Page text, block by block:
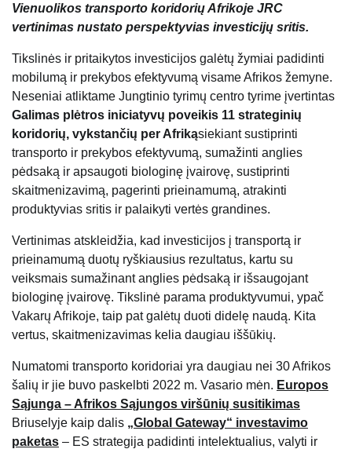
Vienuolikos transporto koridorių Afrikoje JRC
vertinimas nustato perspektyvias investicijų sritis.
Tikslinės ir pritaikytos investicijos galėtų žymiai padidinti
mobilumą ir prekybos efektyvumą visame Afrikos žemyne.
Neseniai atliktame Jungtinio tyrimų centro tyrime įvertintas
Galimas plėtros iniciatyvų poveikis 11 strateginių
koridorių, vykstančių per Afrikąsiekiant sustiprinti
transporto ir prekybos efektyvumą, sumažinti anglies
pėdsaką ir apsaugoti biologinę įvairovę, sustiprinti
skaitmenizavimą, pagerinti prieinamumą, atrakinti
produktyvias sritis ir palaikyti vertės grandines.
Vertinimas atskleidžia, kad investicijos į transportą ir
prieinamumą duotų ryškiausius rezultatus, kartu su
veiksmais sumažinant anglies pėdsaką ir išsaugojant
biologinę įvairovę. Tikslinė parama produktyvumui, ypač
Vakarų Afrikoje, taip pat galėtų duoti didelę naudą. Kita
vertus, skaitmenizavimas kelia daugiau iššūkių.
Numatomi transporto koridoriai yra daugiau nei 30 Afrikos
šalių ir jie buvo paskelbti 2022 m. Vasario mėn. Europos
Sąjunga – Afrikos Sąjungos viršūnių susitikimas
Briuselyje kaip dalis „Global Gateway“ investavimo
paketas – ES strategija padidinti intelektualius, valyti ir